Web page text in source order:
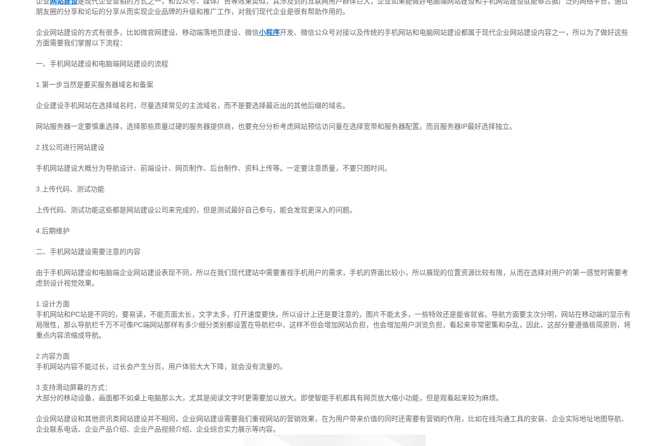
朋友圈的分享和论坛的分享从而实现企业品牌的升级和推广工作，对我们现代企业是很有帮助作用的。
企业网站建设的方式有很多，比如微官网建设、移动端落地页建设、微信小程序开发、微信公众号对接以及传统的手机网站和电脑网站建设都属于现代企业网站建设内容之一，所以为了做好这些
方面需要我们掌握以下流程：
一、手机网站建设和电脑端网站建设的流程
1.第一步当然是要买服务器域名和备案
企业建设手机网站在选择域名时，尽量选择常见的主流域名，而不是要选择最近出的其他后缀的域名。
网站服务器一定要慎重选择，选择那些质量过硬的服务器提供商，也要充分分析考虑网站预估访问量在选择宽带和服务器配置。而且服务器IP最好选择独立。
2.找公司进行网站建设
手机网站建设大概分为导航设计、前端设计、网页制作、后台制作、资料上传等。一定要注意质量，不要只图时间。
3.上传代码、测试功能
上传代码、测试功能这些都是网站建设公司来完成的，但是测试最好自己参与，能会发现更深入的问题。
4.后期维护
二、手机网站建设需要注意的内容
由于手机网站建设和电脑端企业网站建设表现不同，所以在我们现代建站中需要重视手机用户的需求，手机的界面比较小，所以展现的位置资源比较有限，从而在选择对用户的第一感觉时需要考
虑到设计视觉效果。
1.设计方面
手机网站和PC站是不同的，要易读，不能页面太长，文字太多，打开速度要快，所以设计上还是要注意的，图片不能太多，一些特效还是能省就省。导航方面要主次分明，网站在移动端的显示有
局限性，那么导航栏千万不可像PC端网站那样有多少细分类别都设置在导航栏中，这样不但会增加网站负担，也会增加用户浏览负担，看起来非常密集和杂乱，因此，这部分要遵循极简原则，将
重点内容浓缩成导航。
2.内容方面
手机网站内容不能过长，过长会产生分页，用户体验大大下降，就会没有流量的。
3.支持滑动屏幕的方式：
大部分的移动设备，画面都不如桌上电脑那么大，尤其是阅读文字时更需要加以放大。即使智能手机都具有网页放大缩小功能，但是观看起来较为麻烦。
企业网站建设和其他资讯类网站建设并不相同，企业网站建设需要我们重视网站的营销效果，在为用户带来价值的同时还需要有营销的作用，比如在线沟通工具的安装、企业实际地址地图导航、
企业联系电话、企业产品介绍、企业产品视频介绍、企业综合实力展示等内容。